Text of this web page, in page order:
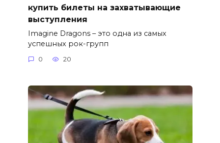
купить билеты на захватывающие
выступления
Imagine Dragons – это одна из самых
успешных рок-групп
0 20